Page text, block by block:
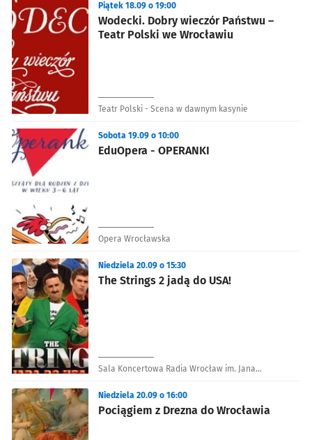
Wodecki. Dobry wieczór Państwu –
Teatr Polski we Wrocławiu
Piątek 18.09 o 19:00
Teatr Polski - Scena w dawnym kasynie
EduOpera - OPERANKI
Sobota 19.09 o 10:00
Opera Wrocławska
The Strings 2 jadą do USA!
Niedziela 20.09 o 15:30
Sala Koncertowa Radia Wrocław im. Jana
Pociągiem z Drezna do Wrocławia
Niedziela 20.09 o 16:00